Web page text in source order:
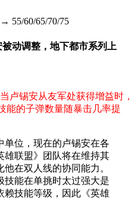
55/60/65/70/75
卢锡安从友军处获得增益时，
能的子弹数量随暴击几率提
位，现在的卢锡安在各
雄联盟》团队将在维持其
在双人线的协同能力。
技能在单挑时太过强大是
赖技能等级，因此《英雄